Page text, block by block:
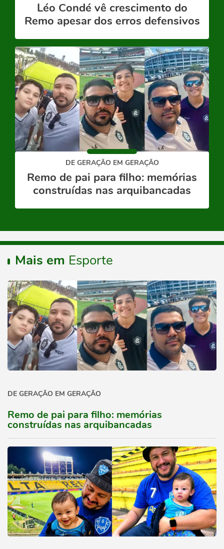
Léo Condé vê crescimento do
Remo apesar dos erros defensivos
DE GERAÇÃO EM GERAÇÃO
Remo de pai para filho: memórias
construídas nas arquibancadas
Mais em Esporte
DE GERAÇÃO EM GERAÇÃO
Remo de pai para filho: memórias
construídas nas arquibancadas